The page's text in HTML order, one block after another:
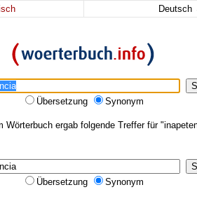
Deutsch
Übersetzung
Synonym
Wörterbuch ergab folgende Treffer für
Übersetzung
Synonym